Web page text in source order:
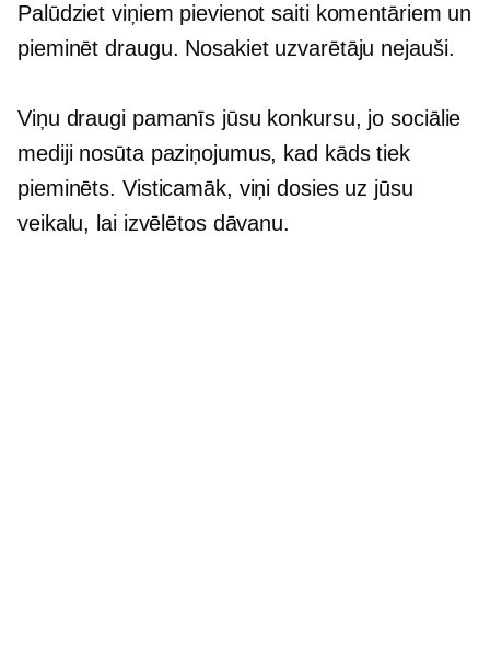
Palūdziet viņiem pievienot saiti komentāriem un
pieminēt draugu. Nosakiet uzvarētāju nejauši.
Viņu draugi pamanīs jūsu konkursu, jo sociālie
mediji nosūta paziņojumus, kad kāds tiek
pieminēts. Visticamāk, viņi dosies uz jūsu
veikalu, lai izvēlētos dāvanu.